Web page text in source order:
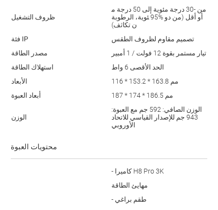
ظروف التشغيل
من -30 درجة مئوية إلى 50 درجة م
ئوية، الرطوبة ‎95%‎ أو أقل (من دو
ن تكاثف)
فئة IP
تصميم مقاوم لظروف الطقس
مصدر الطاقة
تيار مستمر بقوة 12 فولت / 1 أمبير
استهلاك الطاقة
الحد الأقصى 6 واط
الأبعاد
116 * 153.2 * 163.8 مم
أبعاد العبوة
187 * 174 * 186.5 مم
الوزن
الوزن الصافي: 592 جم مع العبوة:
943 جم للإصدار القياسي للاتحاد
الأوروبي
محتويات العبوة
- كاميرا H8 Pro 3K
مهايئ الطاقة
- طقم براغي